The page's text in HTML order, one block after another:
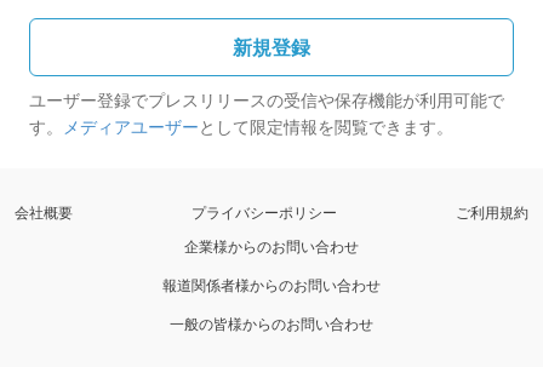
新規登録
ユーザー登録でプレスリリースの受信や保存機能が利用可能で
す。 メディアユーザーとして限定情報を閲覧できます。
会社概要 プライバシーポリシー
ご利用規約
企業様からのお問い合わせ
報道関係者様からのお問い合わせ
一般の皆様からのお問い合わせ